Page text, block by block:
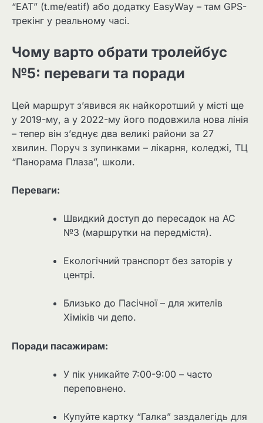
“ЕАТ” (t.me/eatif) або додатку EasyWay – там GPS-
трекінг у реальному часі.
Чому варто обрати тролейбус
№5: переваги та поради
Цей маршрут з’явився як найкоротший у місті ще
у 2019-му, а у 2022-му його подовжила нова лінія
– тепер він з’єднує два великі райони за 27
хвилин. Поруч з зупинками – лікарня, коледжі, ТЦ
“Панорама Плаза”, школи.
Переваги:
Швидкий доступ до пересадок на АС
№3 (маршрутки на передмістя).
Екологічний транспорт без заторів у
центрі.
Близько до Пасічної – для жителів
Хіміків чи депо.
Поради пасажирам:
У пік уникайте 7:00-9:00 – часто
переповнено.
Купуйте картку “Галка” заздалегідь для